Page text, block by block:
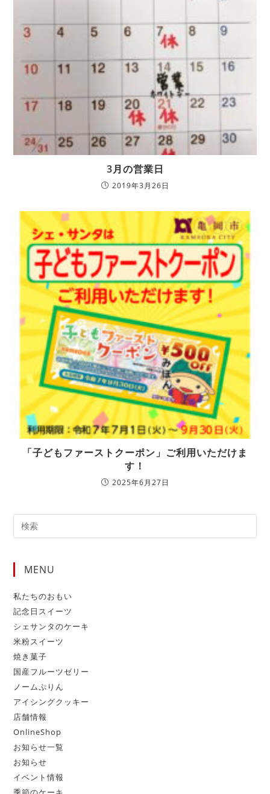
3月の営業日
2019年3月26日
「子どもファーストクーポン」ご利用いただけま
す！
2025年6月27日
MENU
私たちのおもい
記念日スイーツ
シェサンタのケーキ
米粉スイーツ
焼き菓子
国産フルーツゼリー
ノームぷりん
アイシングクッキー
店舗情報
OnlineShop
お知らせ一覧
お知らせ
イベント情報